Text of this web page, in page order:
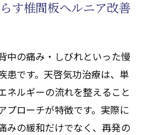
統合体験
法で活性化するクンダリ
る天啓気功治療の変化
復に繋がる天啓気功治療
るクンダリニー体験
啓気功治療や療法で活性
醒の相乗効果を知る
す椎間板ヘルニア改善
中の痛み・しびれといった慢
患です。天啓気功治療は、単
ネルギーの流れを整えること
プローチが特徴です。実際に
みの緩和だけでなく、再発の